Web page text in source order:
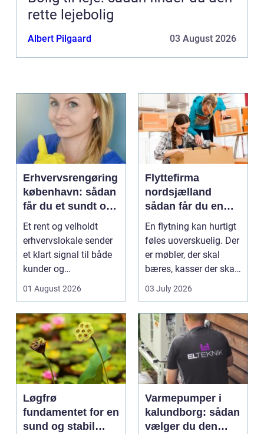
rette lejebolig
Albert Pilgaard 03 August 2026
Erhvervsrengøring
københavn: sådan
får du et sundt og
professionelt
arbejdsmiljø
Et rent og velholdt
erhvervslokale sender
et klart signal til både
kunder og
medarbejdere. Mange
01 August 2026
Flyttefirma
nordsjælland
sådan får du en
tryg og effektiv
flytning
En flytning kan hurtigt
føles uoverskuelig. Der
er møbler, der skal
bæres, kasser der skal
pakkes, o...
03 July 2026
Løgfrø
fundamentet for en
sund og stabil
Varmepumper i
kalundborg: sådan
vælger du den